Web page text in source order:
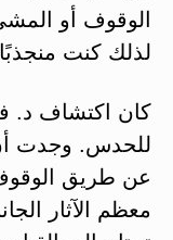
الوقوف أو
لذلك كنت منجذبًا
كان اكتشاف د.
للحدس. وجدت
عن طريق
معظم الآثار